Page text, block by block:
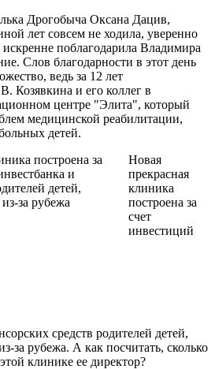
Дрогобыча Оксана Дацив,
лет совсем не ходила, уверенно
поблагодарила Владимира
Слов благодарности в этот день
ведь за 12 лет
Козявкина и его коллег в
центре "Элита", который
медицинской реабилитации,
детей.
Новая
прекрасная
клиника
построена за
счет
инвестиций
средств родителей детей,
за рубежа. А как посчитать, сколько
клинике ее директор?